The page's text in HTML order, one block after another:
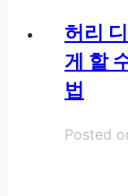
허리
게 할
법
Posted